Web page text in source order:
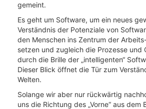
gemeint.
Es geht um Software, um ein neues
Verständnis der Potenziale von
den Menschen ins Zentrum der
setzen und zugleich die Prozesse und
durch die Brille der „intelligenten“
Dieser Blick öffnet die Tür zum
Welten.
Solange wir aber nur rückwärtig
uns die Richtung des „Vorne“ aus dem